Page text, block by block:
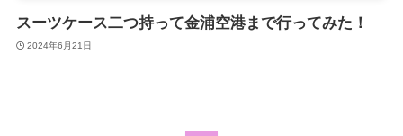
スーツケース二つ持って金浦空港まで行ってみた！
2024年6月21日